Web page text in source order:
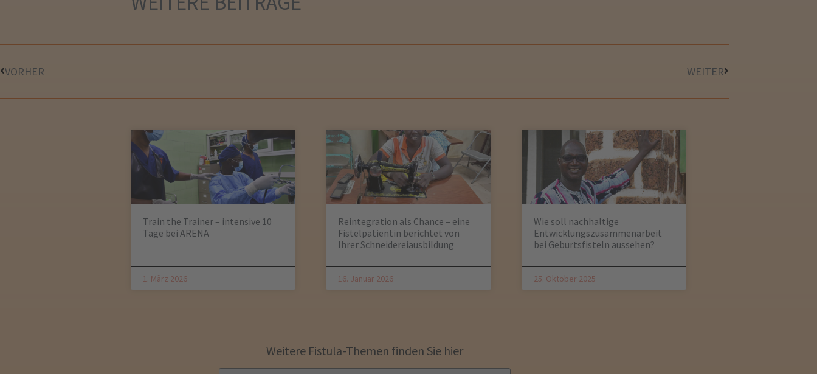
VORHER WEITER
Train the Trainer – intensive 10
Tage bei ARENA
1. März 2026
Reintegration als Chance – eine
Fistelpatientin berichtet von
Ihrer Schneidereiausbildung
16. Januar 2026
Wie soll nachhaltige
Entwicklungszusammenarbeit
bei Geburtsfisteln aussehen?
25. Oktober 2025
Weitere Fistula-Themen finden Sie hier